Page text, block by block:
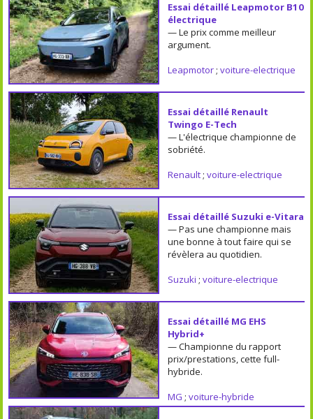
Essai détaillé Leapmotor B10
électrique
— Le prix comme meilleur
argument.
Leapmotor; voiture-electrique
Essai détaillé Renault
Twingo E-Tech
— L'électrique championne de
sobriété.
Renault; voiture-electrique
Essai détaillé Suzuki e-Vitara
— Pas une championne mais
une bonne à tout faire qui se
révèlera au quotidien.
Suzuki ; voiture-electrique
Essai détaillé MG EHS
Hybrid+
— Championne du rapport
prix/prestations, cette full-
hybride.
MG ; voiture-hybride